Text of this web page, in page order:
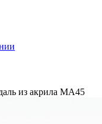
из акрила MA45